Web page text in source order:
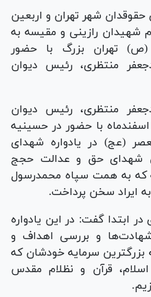
حقوقدان شهر تهران و اربعین
رازینی و مقیسه به
تهران بزرگ با حضور
منتظری، رئیس دیوان
منتظری، رئیس دیوان
عالی کشور صبح روز پنجشنبه ۹ اسفندماه با حضور در حسینیه
(عج) در یادواره شهدای
شهدای حق و عدالت حجج
که به همت سپاه محمدرسول
ایراد سخن پرداخت.
ابتدا گفت: در این یادواره
و بررسی اهداف و
بزرگترین سرمایه خودشان که
قرآن و نظلام مقدس